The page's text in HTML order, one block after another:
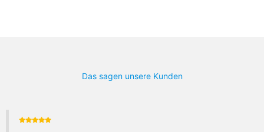
Das sagen unsere Kunden